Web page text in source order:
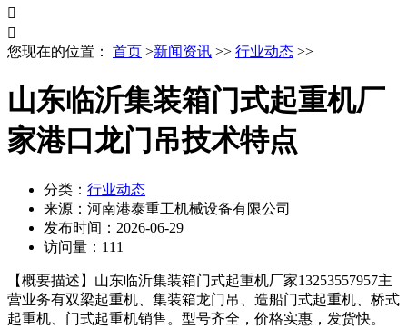


您现在的位置： 首页 >新闻资讯 >> 行业动态 >>
山东临沂集装箱门式起重机厂
家港口龙门吊技术特点
分类： 行业动态
来源： 河南港泰重工机械设备有限公司
发布时间： 2026-06-29
访问量： 111
【概要描述】 山东临沂集装箱门式起重机厂家13253557957主
营业务有双梁起重机、集装箱龙门吊、造船门式起重机、桥式
起重机、门式起重机销售。型号齐全，价格实惠，发货快。